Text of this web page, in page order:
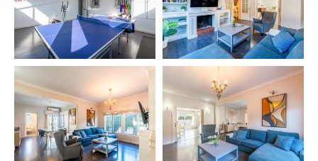
🛎️ SERVICIOS INCLUIDOS
✔️ Limpieza final
🛎️ SERVICIOS EXTRA (coste adicional)
✔️ Recogida aeropuerto 🚖
✔️ Chef profesional 👨‍🍳